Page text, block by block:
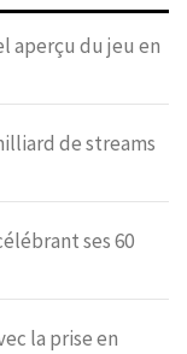
aperçu du jeu en
de streams
ses 60
la prise en